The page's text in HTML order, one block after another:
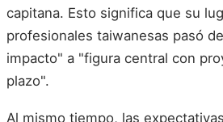
capitana. Esto significa que su
profesionales taiwanesas pasó
impacto" a "figura central con
plazo".
Al mismo tiempo, las